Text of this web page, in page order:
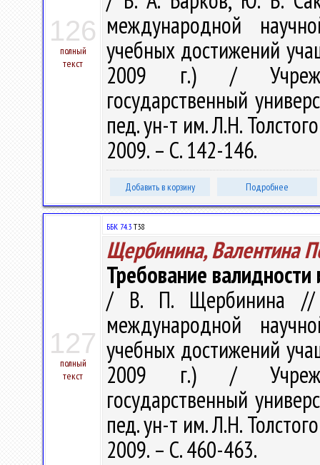
126
полный
текст
международной
учебных достижений
2009 г.) /
государственный
пед. ун-т им. Л.Н.
2009. – С. 142-146.
Добавить в корзину Подробнее
127
полный
текст
ББК 74.3 Т38
Щербинина, Валентина
Требование
/ В. П. Щербинина //
международной
учебных достижений
2009 г.) /
государственный
пед. ун-т им. Л.Н.
2009. – С. 460-463.